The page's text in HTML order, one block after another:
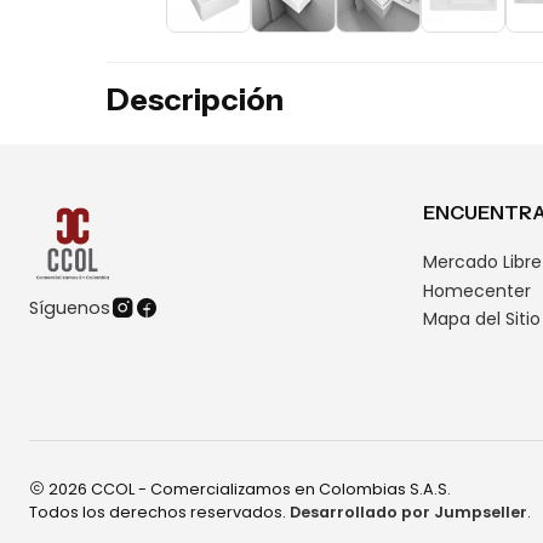
Descripción
Síguenos
Mercado Libre
Homecenter
Mapa del Sitio
2026 CCOL - Comercializamos en Colombias S.A.S.
Todos los derechos reservados. Desarrollado por Jumpseller.